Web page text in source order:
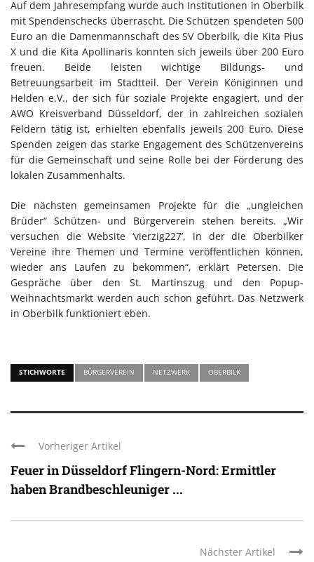
Auf dem Jahresempfang wurde auch Institutionen in Oberbilk
mit Spendenschecks überrascht. Die Schützen spendeten 500
Euro an die Damenmannschaft des SV Oberbilk, die Kita Pius
X und die Kita Apollinaris konnten sich jeweils über 200 Euro
freuen. Beide leisten wichtige Bildungs- und
Betreuungsarbeit im Stadtteil. Der Verein Königinnen und
Helden e.V., der sich für soziale Projekte engagiert, und der
AWO Kreisverband Düsseldorf, der in zahlreichen sozialen
Feldern tätig ist, erhielten ebenfalls jeweils 200 Euro. Diese
Spenden zeigen das starke Engagement des Schützenvereins
für die Gemeinschaft und seine Rolle bei der Förderung des
lokalen Zusammenhalts.
Die nächsten gemeinsamen Projekte für die „ungleichen
Brüder“ Schützen- und Bürgerverein stehen bereits. „Wir
versuchen die Website ‘vierzig227’, in der die Oberbilker
Vereine ihre Themen und Termine veröffentlichen können,
wieder ans Laufen zu bekommen“, erklärt Petersen. Die
Gespräche über den St. Martinszug und den Popup-
Weihnachtsmarkt werden auch schon geführt. Das Netzwerk
in Oberbilk funktioniert eben.
STICHWORTE BÜRGERVEREIN NETZWERK OBERBILK
Vorheriger Artikel
Feuer in Düsseldorf Flingern-Nord: Ermittler
haben Brandbeschleuniger ...
Nächster Artikel